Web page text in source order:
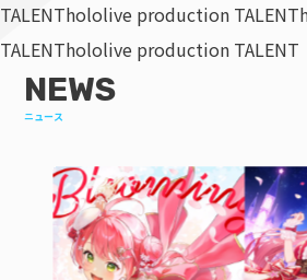
TALENThololive production TALENT
TALENThololive production TALENT
NEWS
ニュース